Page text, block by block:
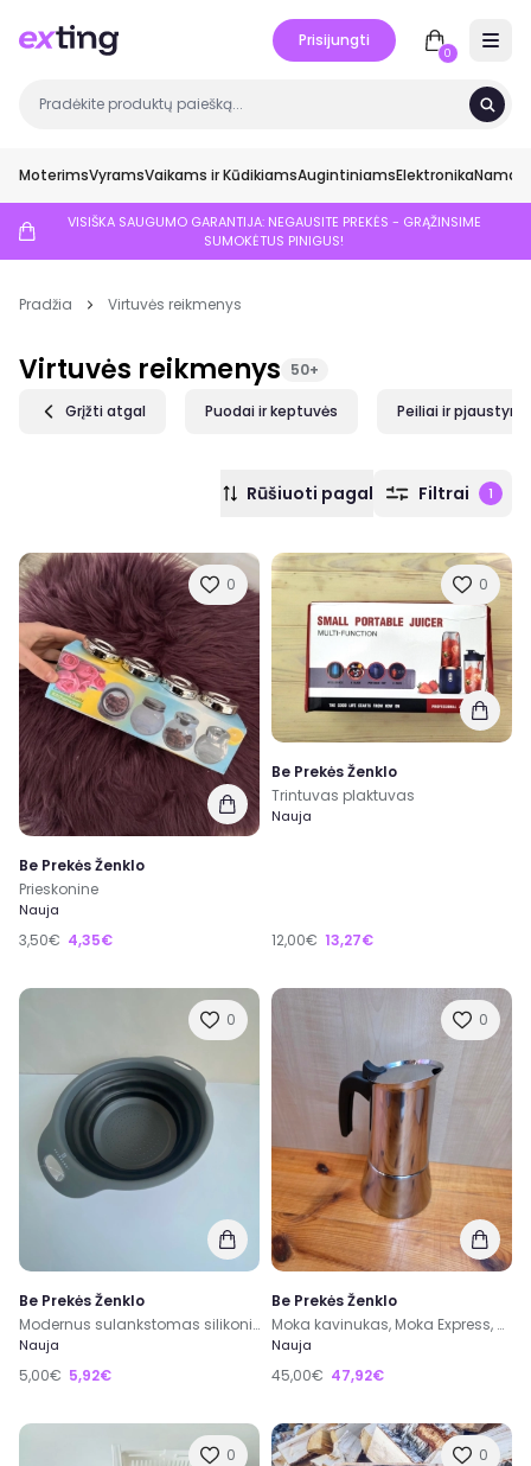
Prisijungti
0
MoterimsVyramsVaikams ir KūdikiamsAugintiniamsElektronikaNamai
VISIŠKA SAUGUMO GARANTIJA: NEGAUSITE PREKĖS - GRĄŽINSIME
SUMOKĖTUS PINIGUS!
Pradžia Virtuvės reikmenys
Virtuvės reikmenys 50+
Grįžti atgal Puodai ir keptuvės Peiliai ir
Rūšiuoti pagal Filtrai 1
0
Be Prekės Ženklo
Prieskonine
Nauja
3,50€ 4,35€
0
Be Prekės Ženklo
Trintuvas plaktuvas
Nauja
12,00€ 13,27€
0
Be Prekės Ženklo
Modernus sulankstomas silikoninis kiaurasamtis
Nauja
5,00€ 5,92€
0
Be Prekės Ženklo
Moka kavinukas, Moka Express, 9 cup - naujas
Nauja
45,00€ 47,92€
0 0